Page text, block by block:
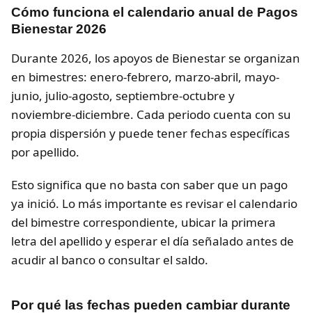
Cómo funciona el calendario anual de Pagos
Bienestar 2026
Durante 2026, los apoyos de Bienestar se organizan
en bimestres: enero-febrero, marzo-abril, mayo-
junio, julio-agosto, septiembre-octubre y
noviembre-diciembre. Cada periodo cuenta con su
propia dispersión y puede tener fechas específicas
por apellido.
Esto significa que no basta con saber que un pago
ya inició. Lo más importante es revisar el calendario
del bimestre correspondiente, ubicar la primera
letra del apellido y esperar el día señalado antes de
acudir al banco o consultar el saldo.
Por qué las fechas pueden cambiar durante